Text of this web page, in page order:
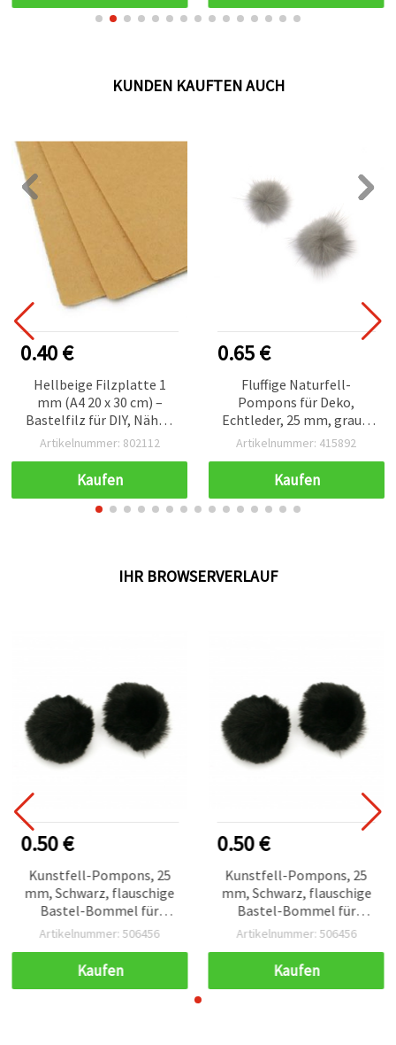
KUNDEN KAUFTEN AUCH
0.40 €
Hellbeige Filzplatte 1
mm (A4 20 x 30 cm) –
Bastelfilz für DIY, Nähen
& Dekoration, 1 Stück
Artikelnummer: 802112
Kaufen
0.65 €
Fluffige Naturfell-
Pompons für Deko,
Echtleder, 25 mm, grau –
2 Stück | Bastelzubehör
Artikelnummer: 415892
Kaufen
IHR BROWSERVERLAUF
0.50 €
Kunstfell-Pompons, 25
mm, Schwarz, flauschige
Bastel-Bommel für
Accessoires – 2 Stück
Artikelnummer: 506456
Kaufen
0.50 €
Kunstfell-Pompons, 25
mm, Schwarz, flauschige
Bastel-Bommel für
Accessoires – 2 Stück
Artikelnummer: 506456
Kaufen